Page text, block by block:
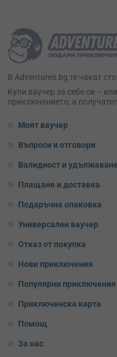
В Adventures.bg те чакат
Kупи ваучер за себе си –
приключението, а
Моят ваучер
Въпроси и отговори
Валидност и удължаване
Плащане и доставка
Подаръчна опаковка
Универсален ваучер
Отказ от покупка
Нови приключения
Популярни приключения
Приключенска карта
Помощ
За нас